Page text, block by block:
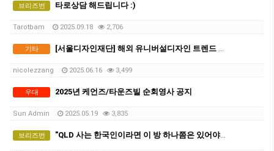
브리즈번 타로상담 해드립니다 :)
Tarotbam 2025.09.18 2,706
기타 [서울디자인재단] 해외 유니버설디자인 트렌드 리포트 모집 안내 (~6/20 KST 15:00)
nicolezzang 2025.06.16 3,499
우대 2025년 케언즈/타운즈빌 순회영사 공지
Sun Admin 2025.05.19 3,835
브리즈번 "QLD 사는 한국인이라면 이 방 하나쯤은 있어야 함 (유용한 카톡방 모음 공유)"